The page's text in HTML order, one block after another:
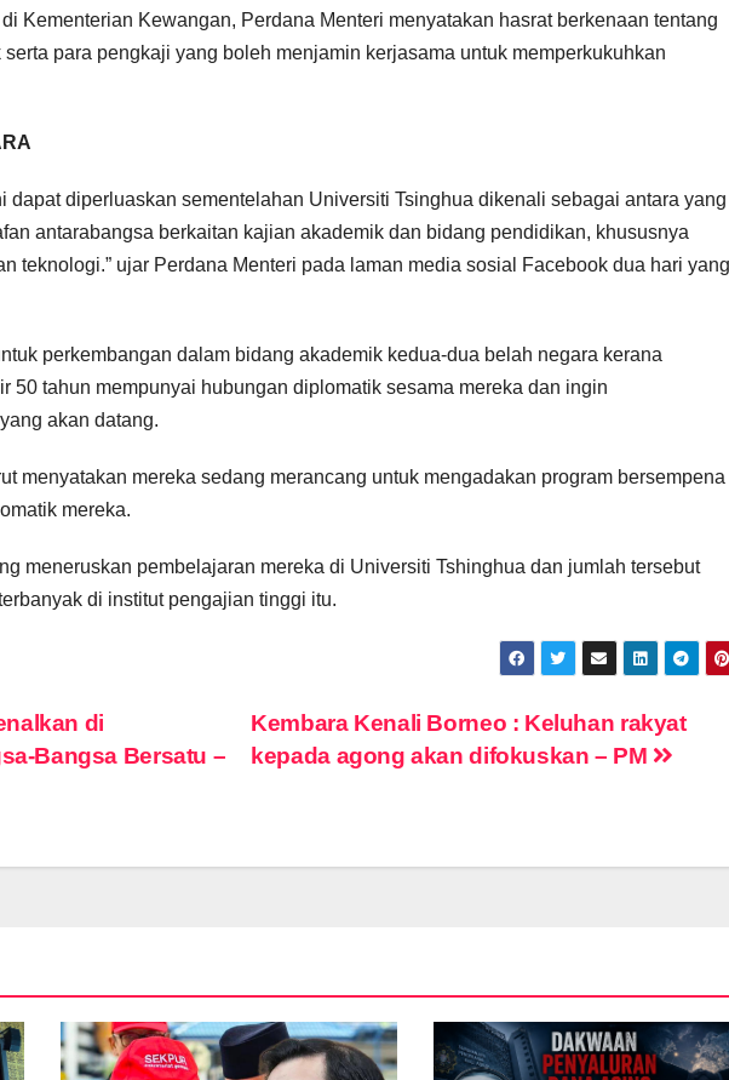
Kementerian Kewangan, Perdana Menteri menyatakan hasrat berkenaan tentang
para pengkaji yang boleh menjamin kerjasama untuk memperkukuhkan
dapat diperluaskan sementelahan Universiti Tsinghua dikenali sebagai antara yang
antarabangsa berkaitan kajian akademik dan bidang pendidikan, khususnya
teknologi.” ujar Perdana Menteri pada laman media sosial Facebook dua hari yang
perkembangan dalam bidang akademik kedua-dua belah negara kerana
50 tahun mempunyai hubungan diplomatik sesama mereka dan ingin
akan datang.
menyatakan mereka sedang merancang untuk mengadakan program bersempena
mereka.
meneruskan pembelajaran mereka di Universiti Tshinghua dan jumlah tersebut
di institut pengajian tinggi itu.
Kembara Kenali Borneo : Keluhan rakyat
kepada agong akan difokuskan – PM
di
Bangsa Bersatu –